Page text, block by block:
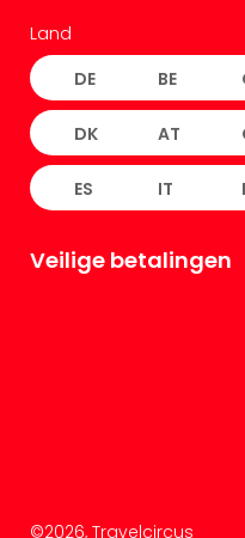
Land
DE BE
DK AT
ES IT
Veilige betalingen
©2026, Travelcircus